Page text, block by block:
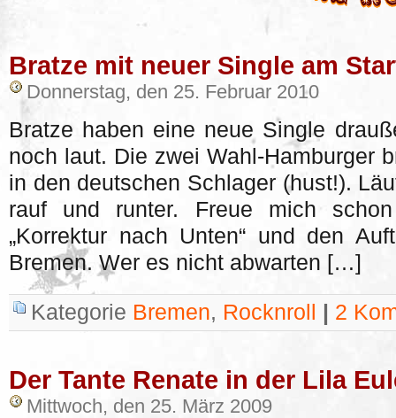
Bratze mit neuer Single am
Donnerstag, den 25. Februar 2010
Bratze haben eine neue Single
noch laut. Die zwei Wahl-Hamburger
in den deutschen Schlager (hust!).
rauf und runter. Freue mich
„Korrektur nach Unten“ und den
Bremen. Wer es nicht abwarten […]
Kategorie Bremen, Rocknroll 2
Der Tante Renate in der Lila
Mittwoch, den 25. März 2009